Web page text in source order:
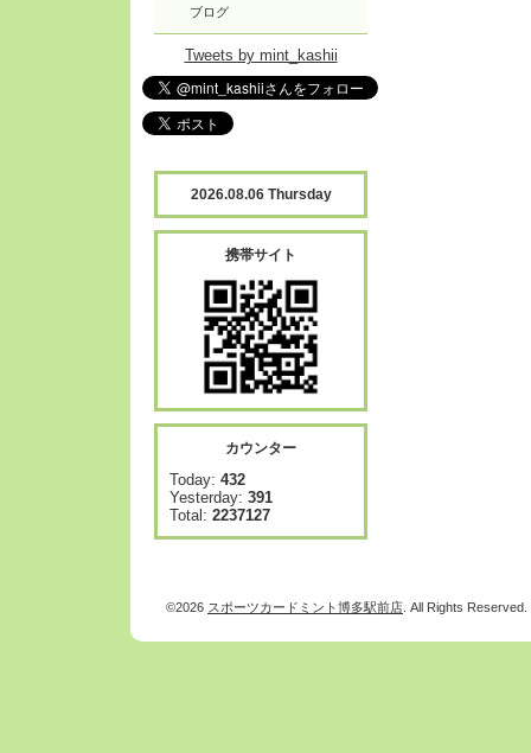
ブログ
Tweets by mint_kashii
2026.08.06 Thursday
携帯サイト
カウンター
Today: 432
Yesterday: 391
Total: 2237127
©2026 スポーツカードミント博多駅前店 . All Rights Reserved.